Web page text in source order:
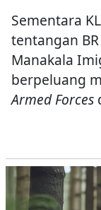
Sementara
tentangan
Manakala
berpeluang
Armed Forces